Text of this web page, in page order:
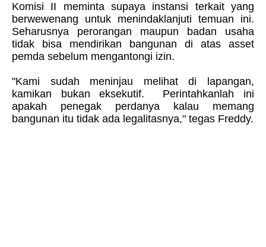
Komisi II meminta supaya instansi terkait yang
berwewenang untuk menindaklanjuti temuan ini.
Seharusnya perorangan maupun badan usaha
tidak bisa mendirikan bangunan di atas asset
pemda sebelum mengantongi izin.
"Kami sudah meninjau melihat di lapangan,
kamikan bukan eksekutif.
Perintahkanlah ini
apakah penegak perdanya kalau memang
bangunan itu tidak ada legalitasnya," tegas Freddy.